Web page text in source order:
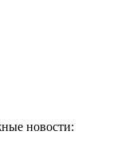
новости: